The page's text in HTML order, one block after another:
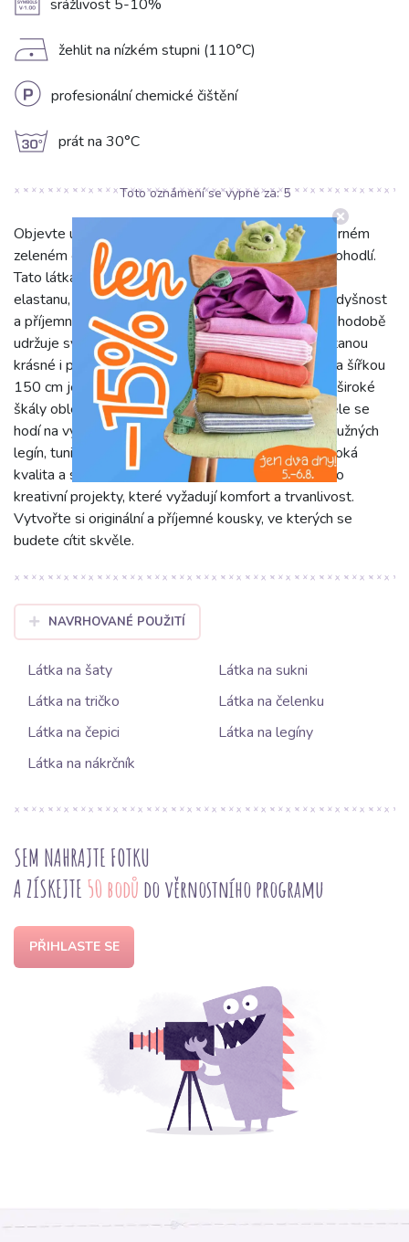
A srážlivost 5-10%
D žehlit na nízkém stupni (110°C)
L profesionální chemické čištění
g prát na 30°C
Objevte úplet Úplet PREMIUM winter sky v nádherném
zeleném odstínu, který přináší kombinaci kvality a pohodlí.
Tato látka je pečlivě vyrobena z 95 % bavlny a 5 %
elastanu, což jí propůjčuje výjimečnou měkkost, prodyšnost
a příjemnou pružnost. Díky elastanu si materiál dlouhodobě
udržuje svůj tvar a odolnost, takže vaše oděvy zůstanou
krásné i po opakovaném praní. S gramáží 240 g/m² a šířkou
150 cm je tento jednobarevný úplet ideální pro šití široké
škály oblečení, zejména pro chladnější období. Skvěle se
hodí na výrobu stylových triček, pohodlných šatů, pružných
legín, tunik, mikin nebo dětského oblečení. Jeho vysoká
kvalita a snadná údržba z něj činí oblíbenou volbu pro
kreativní projekty, které vyžadují komfort a trvanlivost.
Vytvořte si originální a příjemné kousky, ve kterých se
budete cítit skvěle.
NAVRHOVANÉ POUŽITÍ
Látka na šaty
Látka na sukni
Látka na tričko
Látka na čelenku
Látka na čepici
Látka na legíny
Látka na nákrčník
SEM NAHRAJTE FOTKU
A ZÍSKEJTE 50 bodů do věrnostního programu
PŘIHLASTE SE
Toto oznámení se vypne za:4